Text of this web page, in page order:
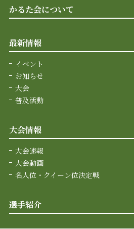
かるた会について
最新情報
イベント
お知らせ
大会
普及活動
大会情報
大会速報
大会動画
名人位・クイーン位決定戦
選手紹介